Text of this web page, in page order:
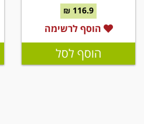
116.9 ₪
הוסף לרשימה
הוסף לסל